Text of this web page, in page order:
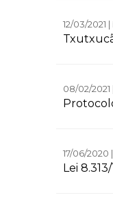
12/03/2021
08/02/
17/06/
Lei 8.313/